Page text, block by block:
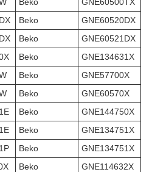
Beko
GNE60520DX
Beko
GNE60521DX
Beko
GNE134631X
Beko
GNE57700X
Beko
GNE60570X
Beko
GNE144750X
Beko
GNE134751X
Beko
GNE134751X
Beko
GNE114632X